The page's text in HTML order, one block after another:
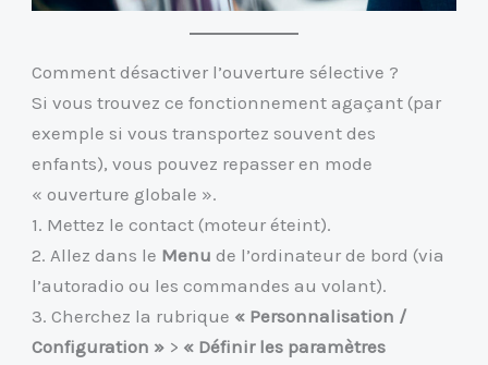
Comment désactiver l’ouverture sélective ?
Si vous trouvez ce fonctionnement agaçant (par
exemple si vous transportez souvent des
enfants), vous pouvez repasser en mode
« ouverture globale ».
1. Mettez le contact (moteur éteint).
2. Allez dans le Menu de l’ordinateur de bord (via
l’autoradio ou les commandes au volant).
3. Cherchez la rubrique « Personnalisation /
Configuration » > « Définir les paramètres